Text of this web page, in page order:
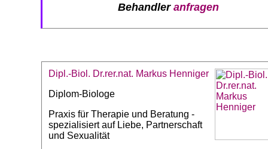
Behandler anfragen
Dipl.-Biol. Dr.rer.nat. Markus Henniger
Diplom-Biologe
Praxis für Therapie und Beratung -
spezialisiert auf Liebe, Partnerschaft
und Sexualität